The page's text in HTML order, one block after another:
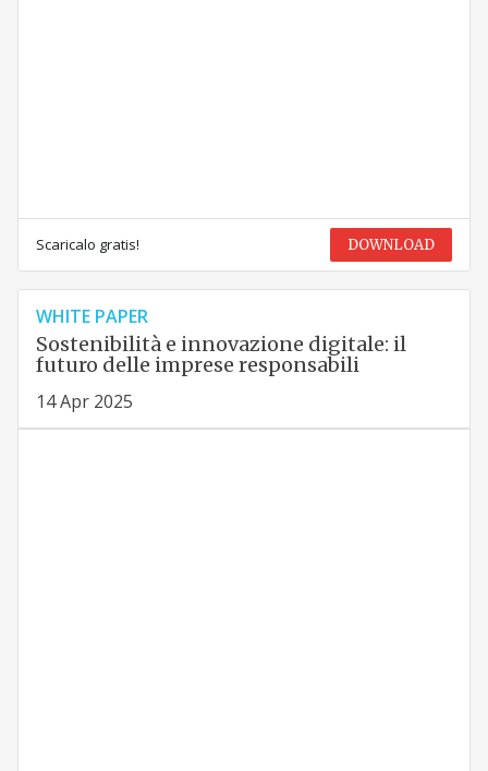
Scaricalo gratis! DOWNLOAD
WHITE PAPER
Sostenibilità e innovazione digitale: il
futuro delle imprese responsabili
14 Apr 2025